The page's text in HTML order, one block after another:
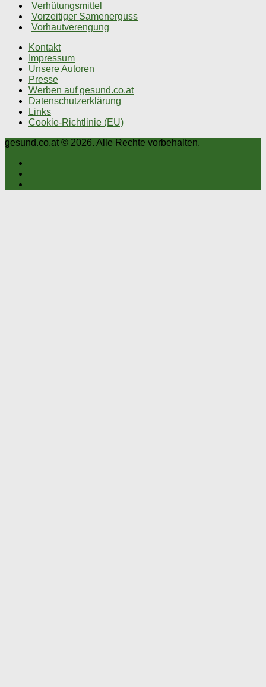
Verhütungsmittel
Vorzeitiger Samenerguss
Vorhautverengung
Kontakt
Impressum
Unsere Autoren
Presse
Werben auf gesund.co.at
Datenschutzerklärung
Links
Cookie-Richtlinie (EU)
gesund.co.at © 2026. Alle Rechte vorbehalten.